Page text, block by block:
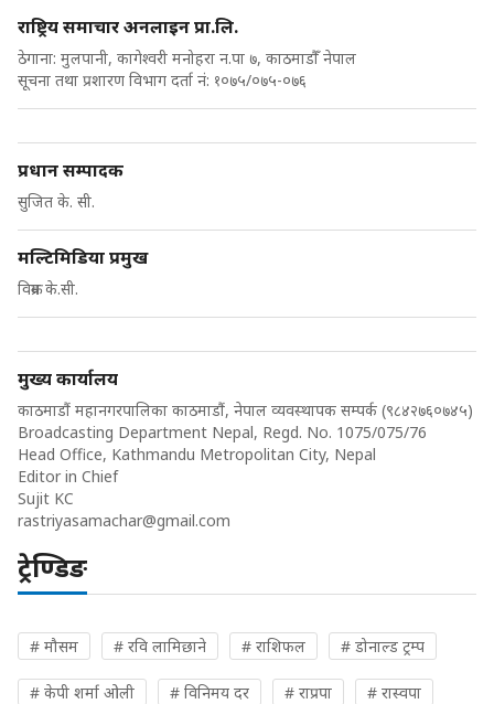
राष्ट्रिय समाचार अनलाइन प्रा.लि.
ठेगाना: मुलपानी, कागेश्वरी मनोहरा न.पा ७, काठमाडौँ नेपाल
सूचना तथा प्रशारण विभाग दर्ता नं: १०७५/०७५-०७६
प्रधान सम्पादक
सुजित के. सी.
मल्टिमिडिया प्रमुख
विक्रम के.सी.
मुख्य कार्यालय
काठमाडौं महानगरपालिका काठमाडौं, नेपाल व्यवस्थापक सम्पर्क (९८४२७६०७४५)
Broadcasting Department Nepal, Regd. No. 1075/075/76
Head Office, Kathmandu Metropolitan City, Nepal
Editor in Chief
Sujit KC
rastriyasamachar@gmail.com
ट्रेण्डिङ
# मौसम # रवि लामिछाने # राशिफल # डोनाल्ड ट्रम्प
# केपी शर्मा ओली # विनिमय दर # राप्रपा # रास्वपा